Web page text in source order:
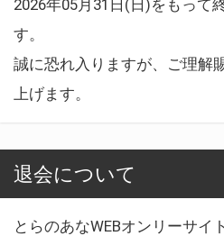
2026年05月31日(日)をもって
す。
誠に恐れ入りますが、ご理解
上げます。
退会について
とらのあなWEBオンリーサイ